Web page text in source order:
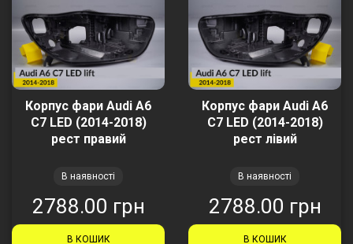
Корпус фари Audi A6
C7 LED (2014-2018)
рест правий
В наявності
2788.00 грн
В КОШИК
Корпус фари Audi A6
C7 LED (2014-2018)
рест лівий
В наявності
2788.00 грн
В КОШИК